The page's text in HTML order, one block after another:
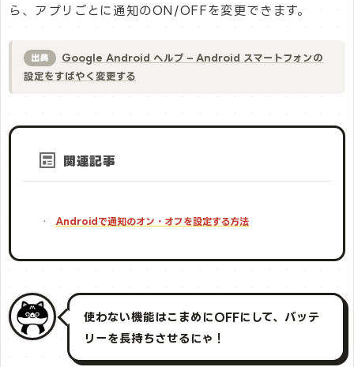
ら、アプリごとに通知のON/OFFを変更できます。
出典
Google Android ヘルプ – Android スマートフォンの
設定をすばやく変更する
関連記事
Androidで通知のオン・オフを設定する方法
使わない機能はこまめにOFFにして、バッテ
リーを長持ちさせるにゃ！